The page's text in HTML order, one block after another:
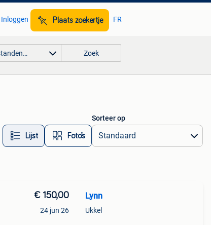
Inloggen Plaats zoekertje FR
Zoek
Lijst Foto’s
Sorteer op
€ 150,00
24 jun 26
Lynn
Ukkel